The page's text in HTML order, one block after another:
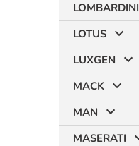
LOMBARDINI
LOTUS
LUXGEN
MACK
MAN
MASERATI